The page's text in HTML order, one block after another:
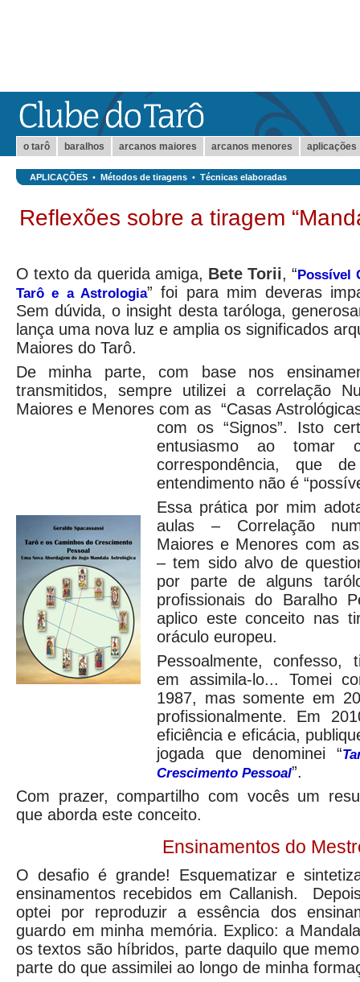
o tarô baralhos arcanos maiores arcanos menores aplicações
APLICAÇÕES • Métodos de tiragens • Técnicas elaboradas
Reflexões sobre a tiragem
O texto da querida amiga, Bete Torii, “Possível
Tarô e a Astrologia” foi para mim deveras
Sem dúvida, o insight desta taróloga,
lança uma nova luz e amplia os significados
Maiores do Tarô.
De minha parte, com base nos
transmitidos, sempre utilizei a correlação
Maiores e Menores com as “Casas
com os “Signos”. Isto
entusiasmo ao tomar
correspondência, que
entendimento não é
Essa prática por mim
aulas – Correlação
Maiores e Menores com as
– tem sido alvo de
por parte de alguns
profissionais do Baralho
aplico este conceito nas
oráculo europeu.
Pessoalmente, confesso,
em assimila-lo... Tomei
1987, mas somente em
profissionalmente. Em
eficiência e eficácia,
jogada que denominei “
Crescimento Pessoal”.
Com prazer, compartilho com vocês um
que aborda este conceito.
Ensinamentos do
O desafio é grande! Esquematizar e
ensinamentos recebidos em Callanish.
optei por reproduzir a essência dos
guardo em minha memória. Explico: a
os textos são híbridos, parte daquilo que
parte do que assimilei ao longo de minha